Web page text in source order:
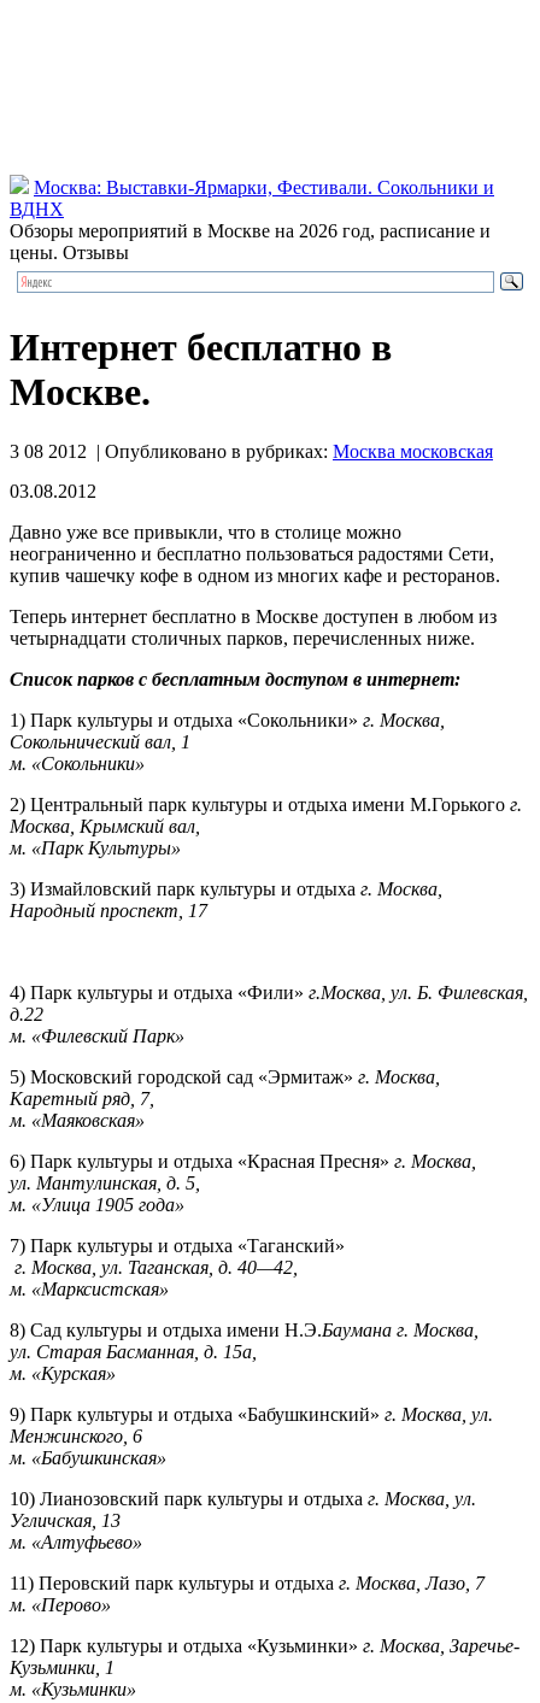
Москва: Выставки-Ярмарки, Фестивали. Сокольники и
ВДНХ
Обзоры мероприятий в Москве на 2026 год, расписание и
цены. Отзывы
Интернет бесплатно в
Москве.
3 08 2012 | Опубликовано в рубриках: Москва московская
03.08.2012
Давно уже все привыкли, что в столице можно
неограниченно и бесплатно пользоваться радостями Сети,
купив чашечку кофе в одном из многих кафе и ресторанов.
Теперь интернет бесплатно в Москве доступен в любом из
четырнадцати столичных парков, перечисленных ниже.
Список парков с бесплатным доступом в интернет:
1) Парк культуры и отдыха «Сокольники» г. Москва,
Сокольнический вал, 1
м. «Сокольники»
2) Центральный парк культуры и отдыха имени М.Горького г.
Москва, Крымский вал,
м. «Парк Культуры»
3) Измайловский парк культуры и отдыха г. Москва,
Народный проспект, 17
4) Парк культуры и отдыха «Фили» г.Москва, ул. Б. Филевская,
д.22
м. «Филевский Парк»
5) Московский городской сад «Эрмитаж» г. Москва,
Каретный ряд, 7,
м. «Маяковская»
6) Парк культуры и отдыха «Красная Пресня» г. Москва,
ул. Мантулинская, д. 5,
м. «Улица 1905 года»
7) Парк культуры и отдыха «Таганский»
г. Москва, ул. Таганская, д. 40—42,
м. «Марксистская»
8) Сад культуры и отдыха имени Н.Э.Баумана г. Москва,
ул. Старая Басманная, д. 15а,
м. «Курская»
9) Парк культуры и отдыха «Бабушкинский» г. Москва, ул.
Менжинского, 6
м. «Бабушкинская»
10) Лианозовский парк культуры и отдыха г. Москва, ул.
Угличская, 13
м. «Алтуфьево»
11) Перовский парк культуры и отдыха г. Москва, Лазо, 7
м. «Перово»
12) Парк культуры и отдыха «Кузьминки» г. Москва, Заречье-
Кузьминки, 1
м. «Кузьминки»